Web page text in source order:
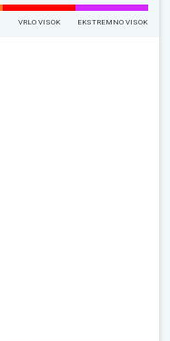
VRLO VISOK EKSTREMNO VISOK